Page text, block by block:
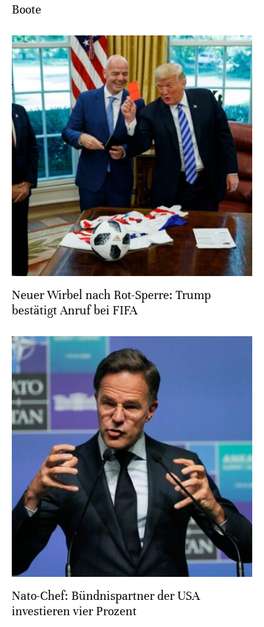
Boote
Neuer Wirbel nach Rot-Sperre: Trump
bestätigt Anruf bei FIFA
Nato-Chef: Bündnispartner der USA
investieren vier Prozent